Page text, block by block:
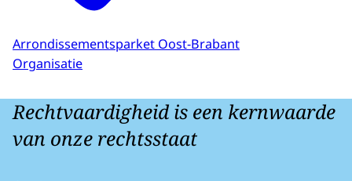
Arrondissementsparket Oost-Brabant
Organisatie
Rechtvaardigheid is een kernwaarde
van onze rechtsstaat